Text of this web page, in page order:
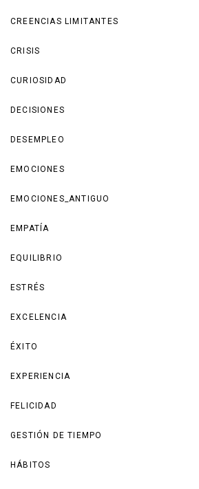
CREENCIAS LIMITANTES
CRISIS
CURIOSIDAD
DECISIONES
DESEMPLEO
EMOCIONES
EMOCIONES_ANTIGUO
EMPATÍA
EQUILIBRIO
ESTRÉS
EXCELENCIA
ÉXITO
EXPERIENCIA
FELICIDAD
GESTIÓN DE TIEMPO
HÁBITOS